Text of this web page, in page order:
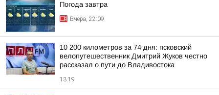
Погода завтра
Вчера, 22:09
10 200 километров за 74 дня: псковский
велопутешественник Дмитрий Жуков честно
рассказал о пути до Владивостока
13:19